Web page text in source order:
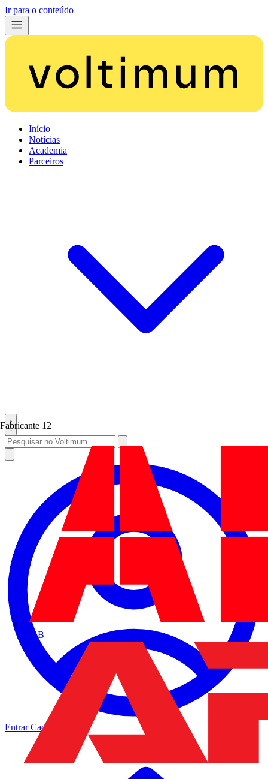
Ir para o conteúdo
Início
Notícias
Academia
Parceiros
Fabricante 12
ABB
EntrarCadastrar